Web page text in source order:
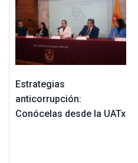
Estrategias
anticorrupción:
Conócelas desde la UATx